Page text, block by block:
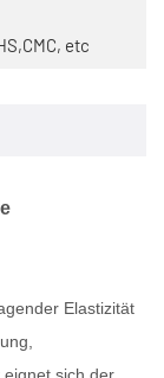
etc
Elastizität
sich der